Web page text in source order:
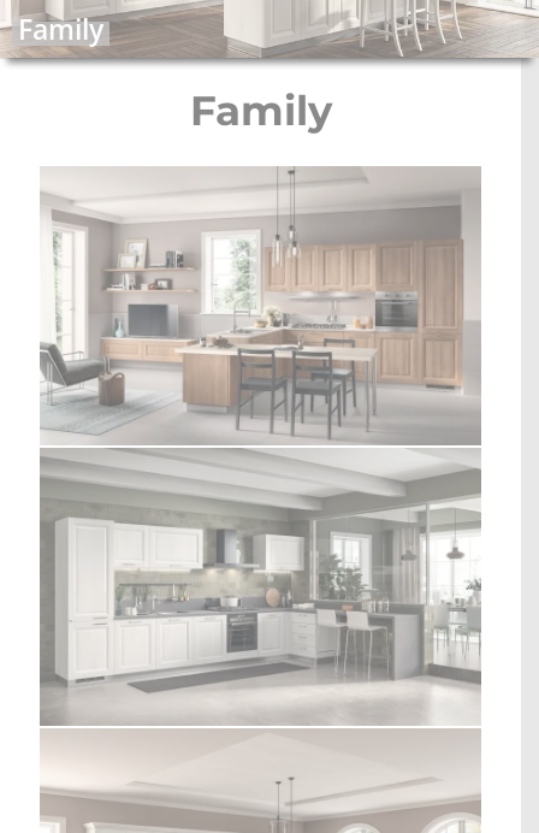
MULTI-FUNKCIONALNI MODULI
KONTAKT
Family
Family